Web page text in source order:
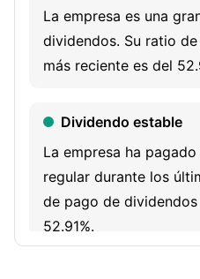
Delaware and includes USA,
Across its regulated utility
approximately 128,000
La empresa es una
dividendos. Su ratio
más reciente es del
Dividendo estable
La empresa ha
regular durante los
de pago de
52.91%.